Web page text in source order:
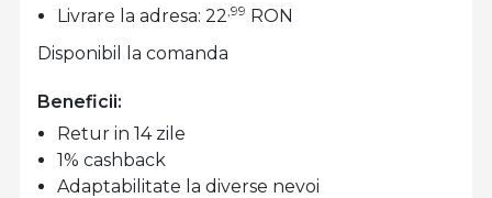
Livrare la adresa: 22,99 RON
Disponibil la comanda
Beneficii:
Retur in 14 zile
1% cashback
Adaptabilitate la diverse nevoi